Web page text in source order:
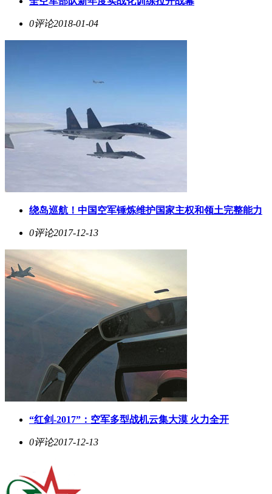
0评论2018-01-04
绕岛巡航！中国空军锤炼维护国家主权和领土完整能力
0评论2017-12-13
“红剑-2017”：空军多型战机云集大漠 火力全开
0评论2017-12-13